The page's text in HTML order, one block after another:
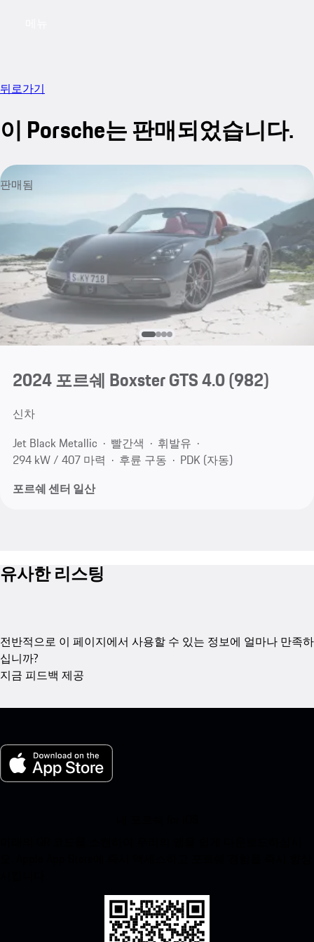
뒤로가기
이 Porsche는 판매되었습니다.
판매됨
2024 포르쉐 Boxster GTS 4.0(982)
신차
Jet Black Metallic
빨간색
휘발유
294 kW / 407 마력
후륜 구동
PDK (자동)
포르쉐 센터 일산
유사한 리스팅
전반적으로 이 페이지에서 사용할 수 있는 정보에 얼마나 만족하
십니까?
지금 피드백 제공